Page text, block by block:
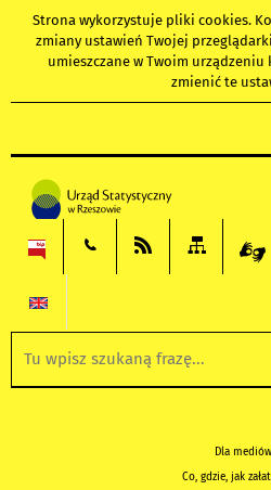
Strona wykorzystuje pliki cookies.
zmiany ustawień Twojej
umieszczane w Twoim urządzeniu
zmienić te
Dla mediów
Co, gdzie, jak